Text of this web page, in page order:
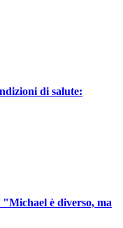
di salute:
è diverso, ma